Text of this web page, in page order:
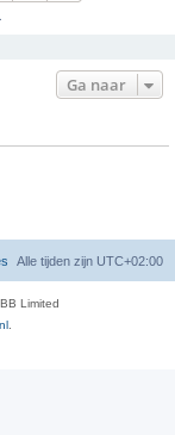
Ga naar
Alle tijden zijn UTC+02:00
Limited